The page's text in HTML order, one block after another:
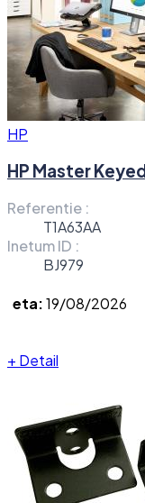
HP
HP Master
Referentie :
T1A63AA
Inetum ID :
BJ979
eta:19/08/2026
+ Detail